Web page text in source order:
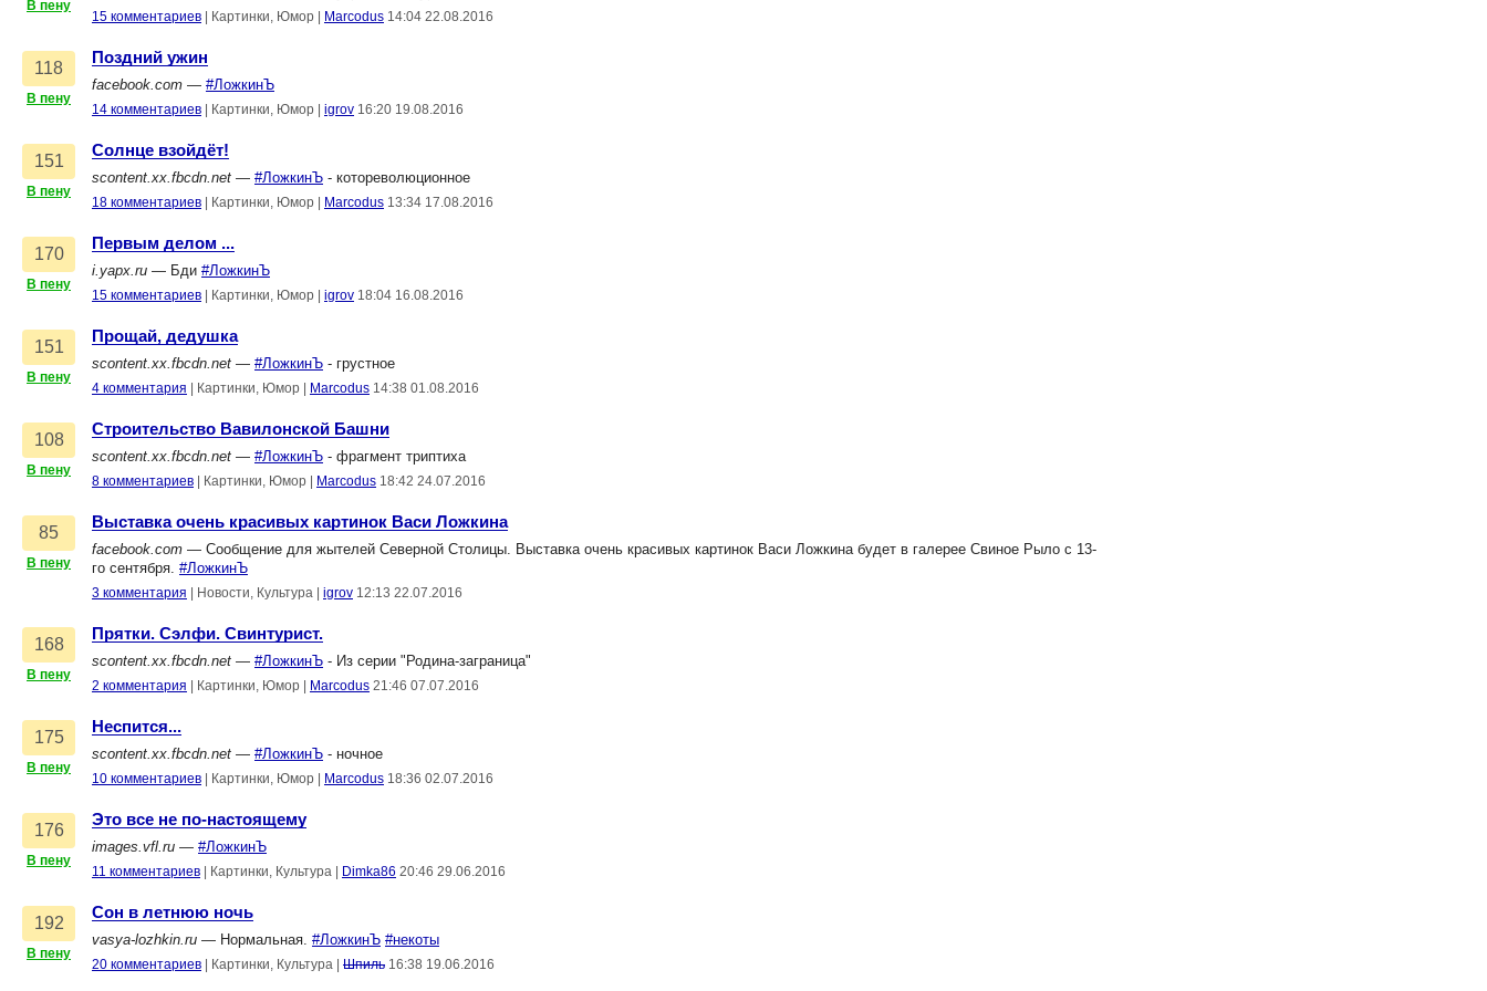
В пену
15 комментариев Картинки, Юмор Marcodus 14:04 22.08.2016
118
В пену
Поздний ужин
facebook.com — #ЛожкинЪ
14 комментариев Картинки, Юмор igrov 16:20 19.08.2016
151
В пену
Солнце взойдёт!
scontent.xx.fbcdn.net — #ЛожкинЪ - котореволюционное
18 комментариев Картинки, Юмор Marcodus 13:34 17.08.2016
170
В пену
Первым делом ...
i.yapx.ru — Бди #ЛожкинЪ
15 комментариев Картинки, Юмор igrov 18:04 16.08.2016
151
В пену
Прощай, дедушка
scontent.xx.fbcdn.net — #ЛожкинЪ - грустное
4 комментария Картинки, Юмор Marcodus 14:38 01.08.2016
108
В пену
Строительство Вавилонской Башни
scontent.xx.fbcdn.net — #ЛожкинЪ - фрагмент триптиха
8 комментариев Картинки, Юмор Marcodus 18:42 24.07.2016
85
В пену
Выставка очень красивых картинок Васи Ложкина
facebook.com — Сообщение для жытелей Северной Столицы. Выставка очень красивых картинок Васи Ложкина будет в галерее Свиное Рыло с 13-
го сентября. #ЛожкинЪ
3 комментария Новости, Культура igrov 12:13 22.07.2016
168
В пену
Прятки. Сэлфи. Свинтурист.
scontent.xx.fbcdn.net — #ЛожкинЪ - Из серии "Родина-заграница"
2 комментария Картинки, Юмор Marcodus 21:46 07.07.2016
175
В пену
Неспится...
scontent.xx.fbcdn.net — #ЛожкинЪ - ночное
10 комментариев Картинки, Юмор Marcodus 18:36 02.07.2016
176
В пену
Это все не по-настоящему
images.vfl.ru — #ЛожкинЪ
11 комментариев Картинки, Культура Dimka86 20:46 29.06.2016
192
В пену
Сон в летнюю ночь
vasya-lozhkin.ru — Нормальная. #ЛожкинЪ #некоты
20 комментариев Картинки, Культура Шпиль 16:38 19.06.2016